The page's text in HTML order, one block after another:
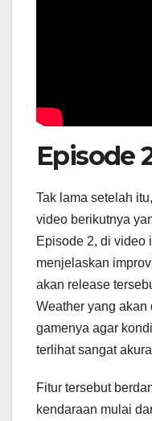
Episode
Tak lama setelah
video berikutnya
Episode 2, di video
menjelaskan
akan release
Weather yang
gamenya agar
terlihat sangat
Fitur tersebut
kendaraan mulai